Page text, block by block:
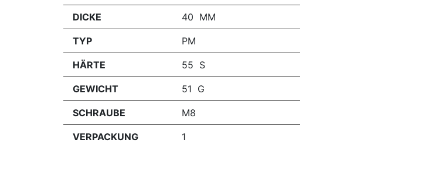
DICKE 40 MM
TYP PM
HÄRTE 55 S
GEWICHT 51 G
SCHRAUBE M8
VERPACKUNG 1